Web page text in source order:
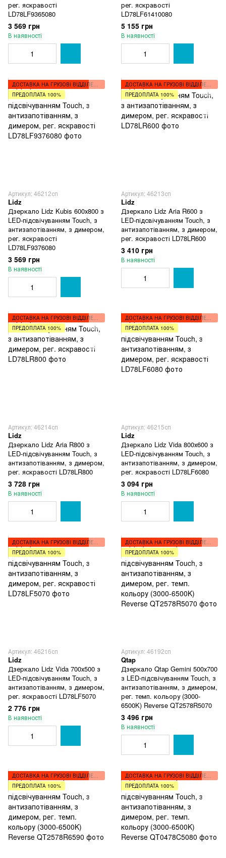
рег. яскравості
LD78LF9365080
3 569 грн
В наявності
рег. яскравості
LD78LF61410080
5 155 грн
В наявності
ДОСТАВКА НА ГРУЗОВІ ВІДДІЛЕННЯ
ПРЕДОПЛАТА 100%
Артикул: 46212сп
Lidz
Дзеркало Lidz Kubis 600х800 з
LED-підсвічуванням Touch, з
антизапотіванням, з димером,
рег. яскравості
LD78LF9376080
3 569 грн
В наявності
ДОСТАВКА НА ГРУЗОВІ ВІДДІЛЕННЯ
ПРЕДОПЛАТА 100%
Артикул: 46213сп
Lidz
Дзеркало Lidz Aria R600 з
LED-підсвічуванням Touch, з
антизапотіванням, з димером,
рег. яскравості LD78LR600
3 410 грн
В наявності
ДОСТАВКА НА ГРУЗОВІ ВІДДІЛЕННЯ
ПРЕДОПЛАТА 100%
Артикул: 46214сп
Lidz
Дзеркало Lidz Aria R800 з
LED-підсвічуванням Touch, з
антизапотіванням, з димером,
рег. яскравості LD78LR800
3 728 грн
В наявності
ДОСТАВКА НА ГРУЗОВІ ВІДДІЛЕННЯ
ПРЕДОПЛАТА 100%
Артикул: 46215сп
Lidz
Дзеркало Lidz Vida 800х600 з
LED-підсвічуванням Touch, з
антизапотіванням, з димером,
рег. яскравості LD78LF6080
3 094 грн
В наявності
ДОСТАВКА НА ГРУЗОВІ ВІДДІЛЕННЯ
ПРЕДОПЛАТА 100%
Артикул: 46216сп
Lidz
Дзеркало Lidz Vida 700х500 з
LED-підсвічуванням Touch, з
антизапотіванням, з димером,
рег. яскравості LD78LF5070
2 776 грн
В наявності
ДОСТАВКА НА ГРУЗОВІ ВІДДІЛЕННЯ
ПРЕДОПЛАТА 100%
Артикул: 46192сп
Qtap
Дзеркало Qtap Gemini 500х700
з LED-підсвічуванням Touch, з
антизапотіванням, з димером,
рег. темп. кольору (3000-
6500K) Reverse QT2578R5070
3 496 грн
В наявності
ДОСТАВКА НА ГРУЗОВІ ВІДДІЛЕННЯ
ПРЕДОПЛАТА 100%
ДОСТАВКА НА ГРУЗОВІ ВІДДІЛЕННЯ
ПРЕДОПЛАТА 100%